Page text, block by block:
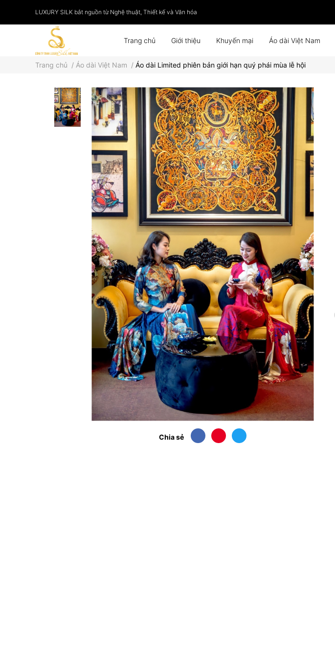
LUXURY SILK bắt nguồn từ Nghệ thuật, Thiết kế và Văn hóa
Trang chủ Giới thiệu Khuyến mại Áo dài Việt Nam
Phụ kiện Tranh lụa Bình phong lụa Tin tức
Trang chủ / Áo dài Việt Nam / Áo dài Limited phiên bản giới hạn quý phái mùa lễ hội
Chia sẻ